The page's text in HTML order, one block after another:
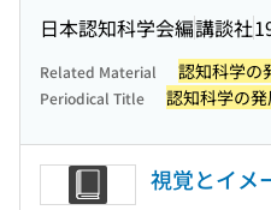
日本認知科学会編講談社
Related Material 認知科学の
Periodical Title 認知科学の
視覚とイメ